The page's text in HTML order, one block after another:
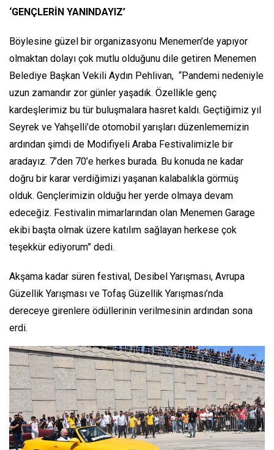
‘GENÇLERİN YANINDAYIZ’
Böylesine güzel bir organizasyonu Menemen’de yapıyor
olmaktan dolayı çok mutlu olduğunu dile getiren Menemen
Belediye Başkan Vekili Aydın Pehlivan, “Pandemi nedeniyle
uzun zamandır zor günler yaşadık. Özellikle genç
kardeşlerimiz bu tür buluşmalara hasret kaldı. Geçtiğimiz yıl
Seyrek ve Yahşelli’de otomobil yarışları düzenlememizin
ardından şimdi de Modifiyeli Araba Festivalimizle bir
aradayız. 7’den 70’e herkes burada. Bu konuda ne kadar
doğru bir karar verdiğimizi yaşanan kalabalıkla görmüş
olduk. Gençlerimizin olduğu her yerde olmaya devam
edeceğiz. Festivalin mimarlarından olan Menemen Garage
ekibi başta olmak üzere katılım sağlayan herkese çok
teşekkür ediyorum” dedi.
Akşama kadar süren festival, Desibel Yarışması, Avrupa
Güzellik Yarışması ve Tofaş Güzellik Yarışması’nda
dereceye girenlere ödüllerinin verilmesinin ardından sona
erdi.